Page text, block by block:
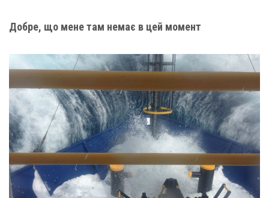
Добре, що мене там немає в цей момент